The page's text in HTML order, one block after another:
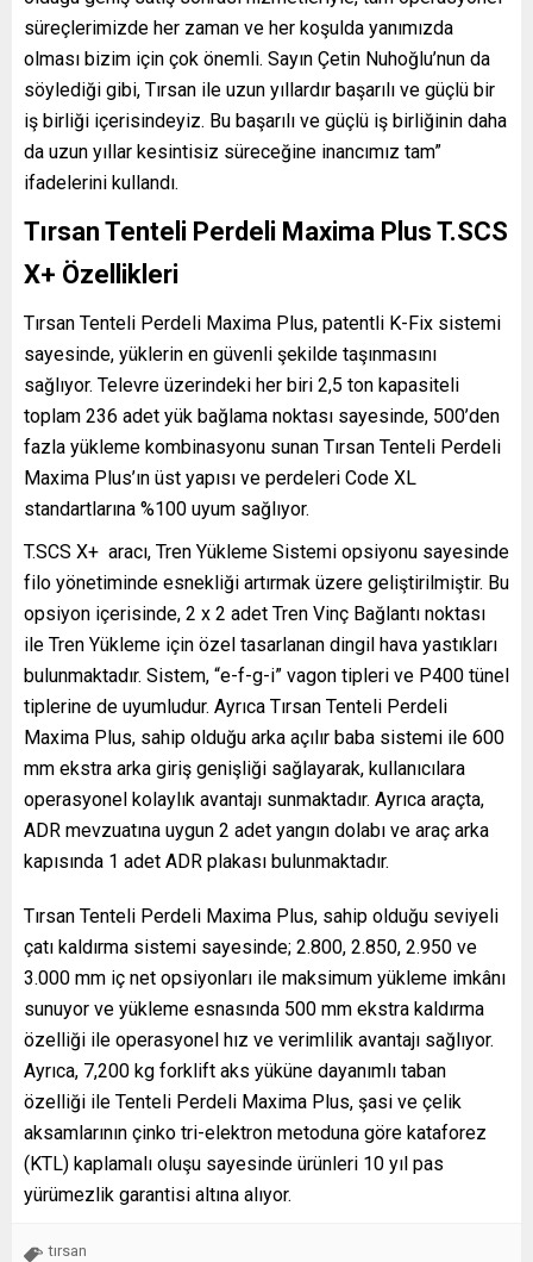
süreçlerimizde her zaman ve her koşulda yanımızda
olması bizim için çok önemli. Sayın Çetin Nuhoğlu’nun da
söylediği gibi, Tırsan ile uzun yıllardır başarılı ve güçlü bir
iş birliği içerisindeyiz. Bu başarılı ve güçlü iş birliğinin daha
da uzun yıllar kesintisiz süreceğine inancımız tam”
ifadelerini kullandı.
Tırsan Tenteli Perdeli Maxima Plus T.SCS
X+ Özellikleri
Tırsan Tenteli Perdeli Maxima Plus, patentli K-Fix sistemi
sayesinde, yüklerin en güvenli şekilde taşınmasını
sağlıyor. Televre üzerindeki her biri 2,5 ton kapasiteli
toplam 236 adet yük bağlama noktası sayesinde, 500’den
fazla yükleme kombinasyonu sunan Tırsan Tenteli Perdeli
Maxima Plus’ın üst yapısı ve perdeleri Code XL
standartlarına %100 uyum sağlıyor.
T.SCS X+ aracı, Tren Yükleme Sistemi opsiyonu sayesinde
filo yönetiminde esnekliği artırmak üzere geliştirilmiştir. Bu
opsiyon içerisinde, 2 x 2 adet Tren Vinç Bağlantı noktası
ile Tren Yükleme için özel tasarlanan dingil hava yastıkları
bulunmaktadır. Sistem, “e-f-g-i” vagon tipleri ve P400 tünel
tiplerine de uyumludur. Ayrıca Tırsan Tenteli Perdeli
Maxima Plus, sahip olduğu arka açılır baba sistemi ile 600
mm ekstra arka giriş genişliği sağlayarak, kullanıcılara
operasyonel kolaylık avantajı sunmaktadır. Ayrıca araçta,
ADR mevzuatına uygun 2 adet yangın dolabı ve araç arka
kapısında 1 adet ADR plakası bulunmaktadır.
Tırsan Tenteli Perdeli Maxima Plus, sahip olduğu seviyeli
çatı kaldırma sistemi sayesinde; 2.800, 2.850, 2.950 ve
3.000 mm iç net opsiyonları ile maksimum yükleme imkânı
sunuyor ve yükleme esnasında 500 mm ekstra kaldırma
özelliği ile operasyonel hız ve verimlilik avantajı sağlıyor.
Ayrıca, 7,200 kg forklift aks yüküne dayanımlı taban
özelliği ile Tenteli Perdeli Maxima Plus, şasi ve çelik
aksamlarının çinko tri-elektron metoduna göre kataforez
(KTL) kaplamalı oluşu sayesinde ürünleri 10 yıl pas
yürümezlik garantisi altına alıyor.
tırsan